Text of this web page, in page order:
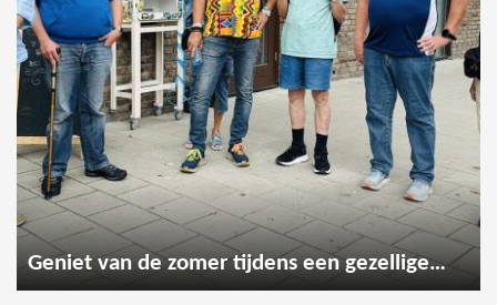
Geniet van de zomer tijdens een gezellige wandeling